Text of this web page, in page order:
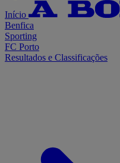
Início
Benfica
Sporting
FC Porto
Resultados e Classificações